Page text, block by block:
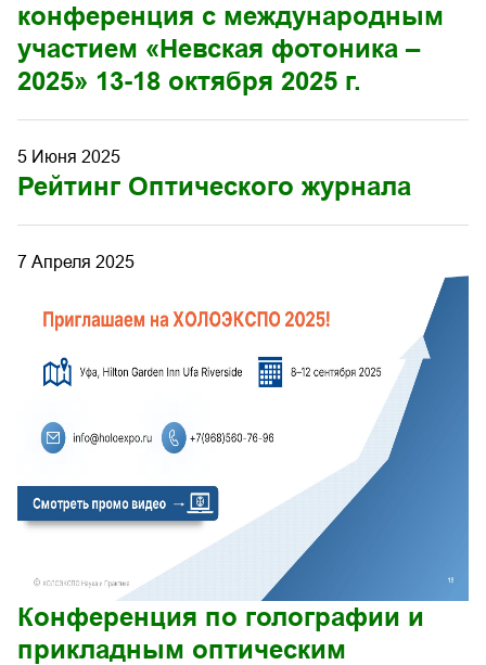
конференция с международным
участием «Невская фотоника –
2025» 13-18 октября 2025 г.
5 Июня 2025
Рейтинг Оптического журнала
7 Апреля 2025
Конференция по голографии и
прикладным оптическим